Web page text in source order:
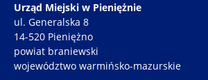
Urząd Miejski w Pieniężnie
ul. Generalska 8
14-520 Pieniężno
powiat braniewski
województwo warmińsko-mazurskie